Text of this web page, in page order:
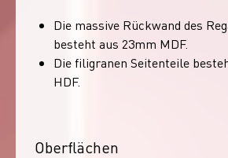
Die massive Rückwand des
besteht aus 23mm MDF.
Die filigranen Seitenteile
HDF.
Oberflächen